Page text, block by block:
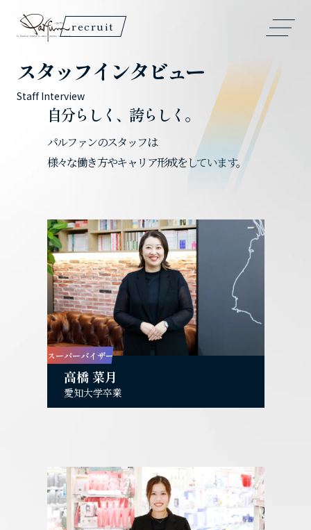
recruit
スタッフインタビュー
自分らしく、誇らしく。
パルファンのスタッフは
様々な働き方やキャリア形成をしています。
スーパーバイザー
高橋 菜月
愛知大学卒業